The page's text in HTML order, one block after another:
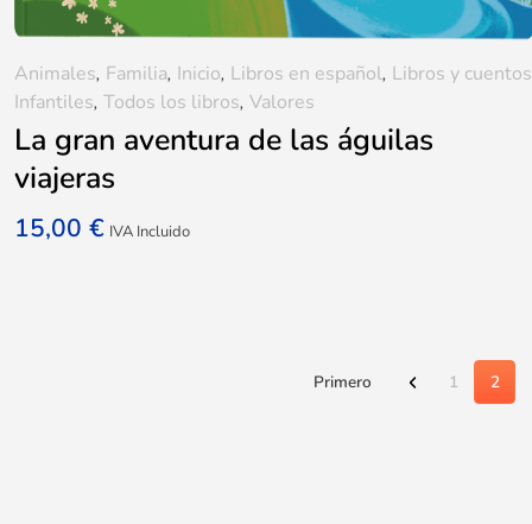
La gran aventura de las águilas
viajeras
15,00€ IVA Incluido
Animales, Familia, Inicio, Libros en español, Libros y cuentos
Infantiles,Todos los libros,Valores
Primero 1 2